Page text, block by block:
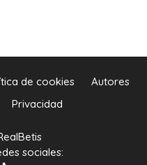
de cookies
Autores
Privacidad
sociales: